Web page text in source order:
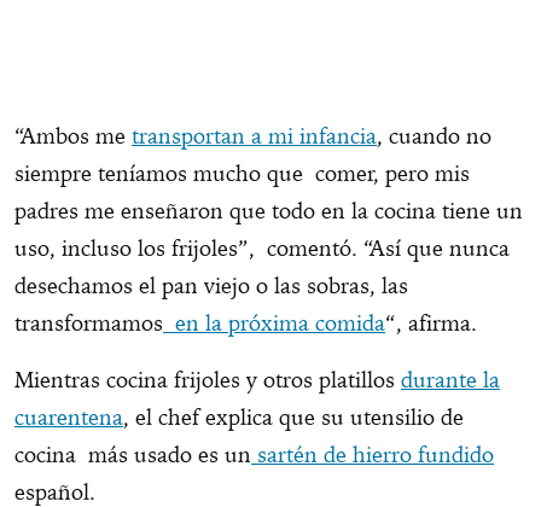
“Ambos me transportan a mi infancia, cuando no
siempre teníamos mucho que comer, pero mis
padres me enseñaron que todo en la cocina tiene un
uso, incluso los frijoles”, comentó. “Así que nunca
desechamos el pan viejo o las sobras, las
transformamos en la próxima comida“, afirma.
Mientras cocina frijoles y otros platillos durante la
cuarentena, el chef explica que su utensilio de
cocina más usado es un sartén de hierro fundido
español.